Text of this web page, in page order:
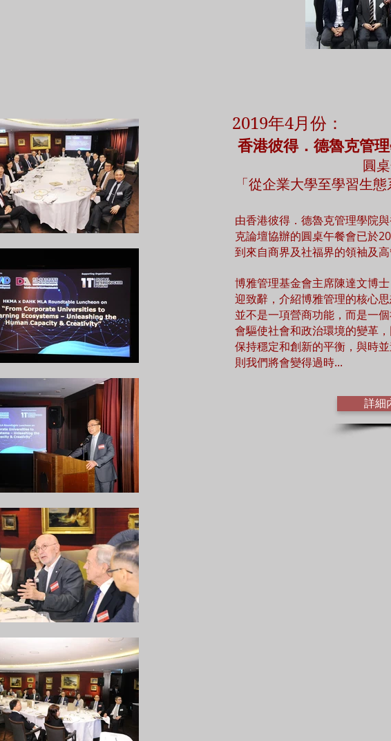
由香港彼得．德魯克管理學院
克論壇協辦的圓桌午餐會已於
到來自商界及社福界的領袖及
博雅管理基金會主席陳達文博
迎致辭，介紹博雅管理的核心
並不是一項營商功能，而是一
會驅使社會和政治環境的變革
保持穩定和創新的平衡，與時
則我們將會變得過時...
詳細
2019年4月份：
香港彼得．德魯克管
圓
「從企業大學至學習生